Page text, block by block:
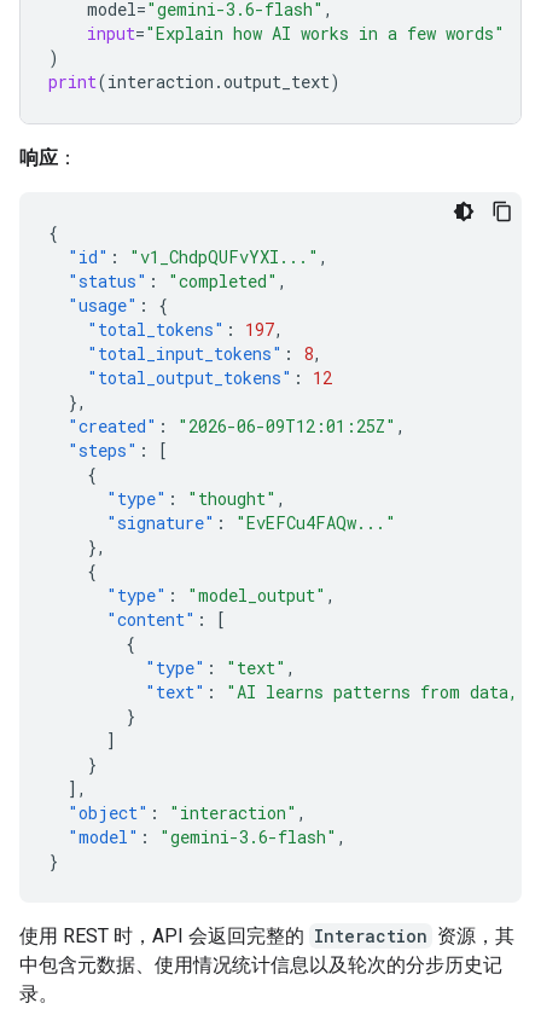
model="gemini-3.6-flash" ,
input="Explain how AI works in a few words"
)
print(interaction .output_text)
响应 ：
{
"id" : "v1_ChdpQUFvYXI..." ,
"status" : "completed" ,
"usage" :
{
"total_tokens" : 197,
"total_input_tokens" : 8,
"total_output_tokens" :
12
},
"created" : "2026-06-09T12:01:25Z" ,
"steps" :
[
{
"type" : "thought" ,
"signature" :
"EvEFCu4FAQw..."
},
{
"type" : "model_output" ,
"content" :
[
{
"type" : "text" ,
"text" :
"AI learns patterns from data,
}
]
}
],
"object" : "interaction" ,
"model" : "gemini-3.6-flash" ,
}
使用 REST 时，API 会返回完整的 Interaction 资源，其
中包含元数据、使用情况统计信息以及轮次的分步历史记
录。